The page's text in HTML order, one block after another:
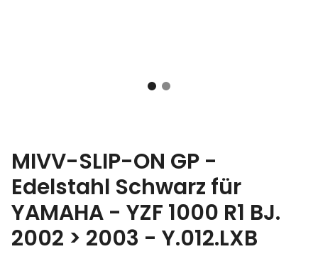
MIVV-SLIP-ON GP -
Edelstahl Schwarz für
YAMAHA - YZF 1000 R1 BJ.
2002 > 2003 - Y.012.LXB